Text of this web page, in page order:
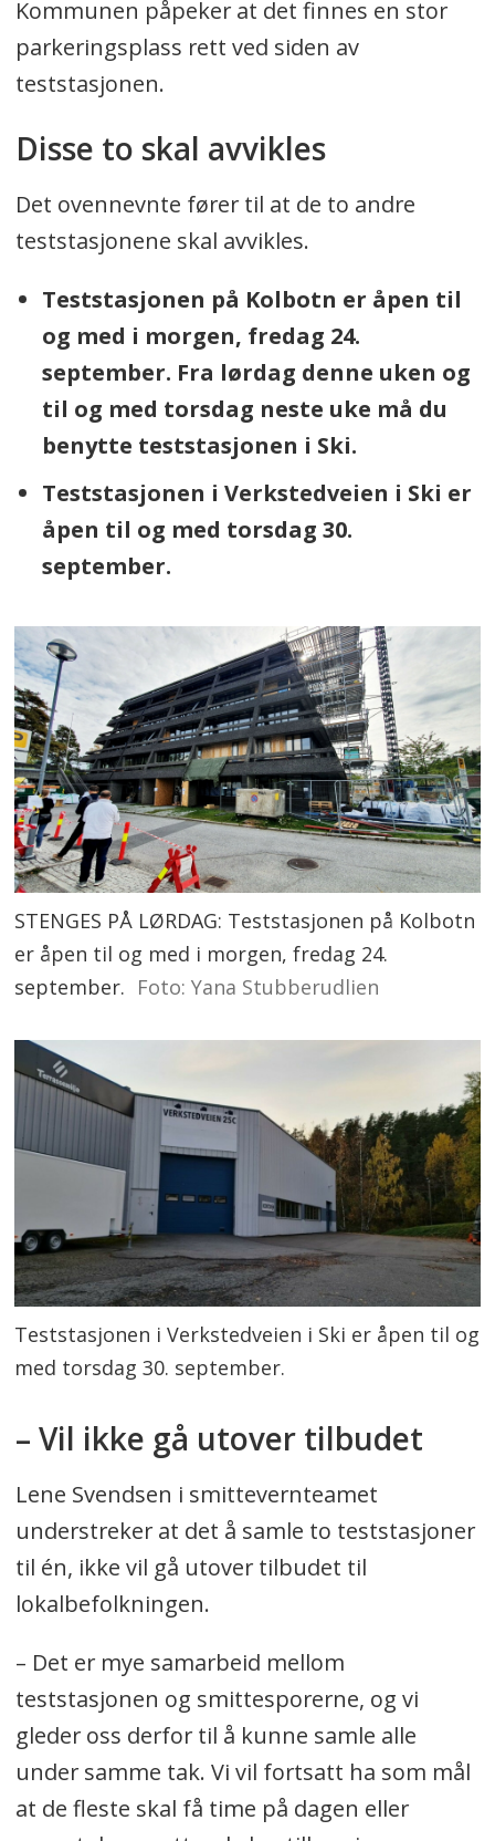
Kommunen påpeker at det finnes en stor
parkeringsplass rett ved siden av
teststasjonen.
Disse to skal avvikles
Det ovennevnte fører til at de to andre
teststasjonene skal avvikles.
Teststasjonen på Kolbotn er åpen til
og med i morgen, fredag 24.
september. Fra lørdag denne uken og
til og med torsdag neste uke må du
benytte teststasjonen i Ski.
Teststasjonen i Verkstedveien i Ski er
åpen til og med torsdag 30.
september.
STENGES PÅ LØRDAG: Teststasjonen på Kolbotn
er åpen til og med i morgen, fredag 24.
september. Foto: Yana Stubberudlien
Teststasjonen i Verkstedveien i Ski er åpen til og
med torsdag 30. september.
– Vil ikke gå utover tilbudet
Lene Svendsen i smittevernteamet
understreker at det å samle to teststasjoner
til én, ikke vil gå utover tilbudet til
lokalbefolkningen.
– Det er mye samarbeid mellom
teststasjonen og smittesporerne, og vi
gleder oss derfor til å kunne samle alle
under samme tak. Vi vil fortsatt ha som mål
at de fleste skal få time på dagen eller